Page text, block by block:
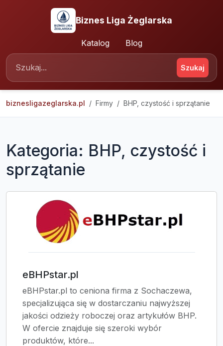
Biznes Liga Żeglarska
Katalog Blog
Szukaj
biznesligazeglarska.pl Firmy BHP, czystość i sprzątanie
Kategoria: BHP, czystość i
sprzątanie
eBHPstar.pl
eBHPstar.pl to ceniona firma z Sochaczewa,
specjalizująca się w dostarczaniu najwyższej
jakości odzieży roboczej oraz artykułów BHP.
W ofercie znajduje się szeroki wybór
produktów, które...